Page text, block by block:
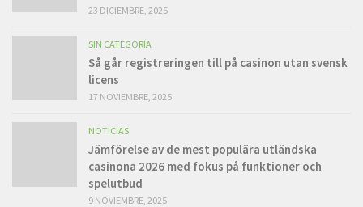
23 DICIEMBRE, 2025
SIN CATEGORÍA
Så går registreringen till på casinon utan svensk
licens
17 NOVIEMBRE, 2025
NOTICIAS
Jämförelse av de mest populära utländska
casinona 2026 med fokus på funktioner och
spelutbud
9 NOVIEMBRE, 2025